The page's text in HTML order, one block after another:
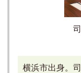
横浜市出身。